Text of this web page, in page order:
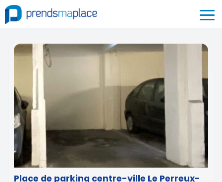
Place de parking centre-ville Le Perreux-